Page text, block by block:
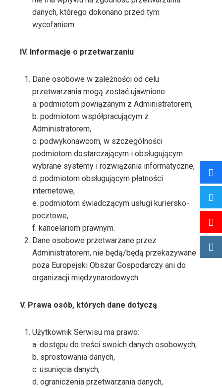
danych, którego dokonano przed tym
wycofaniem.
IV. Informacje o przetwarzaniu
Dane osobowe w zależności od celu
przetwarzania mogą zostać ujawnione:
a. podmiotom powiązanym z Administratorem,
b. podmiotom współpracującym z
Administratorem,
c. podwykonawcom, w szczególności
podmiotom dostarczającym i obsługującym
wybrane systemy i rozwiązania informatyczne,
d. podmiotom obsługującym płatności
internetowe,
e. podmiotom świadczącym usługi kuriersko-
pocztowe,
f. kancelariom prawnym.
Dane osobowe przetwarzane przez
Administratorem, nie będą/będą przekazywane
poza Europejski Obszar Gospodarczy ani do
organizacji międzynarodowych.
V. Prawa osób, których dane dotyczą
Użytkownik Serwisu ma prawo:
a. dostępu do treści swoich danych osobowych,
b. sprostowania danych,
c. usunięcia danych,
d. ograniczenia przetwarzania danych,